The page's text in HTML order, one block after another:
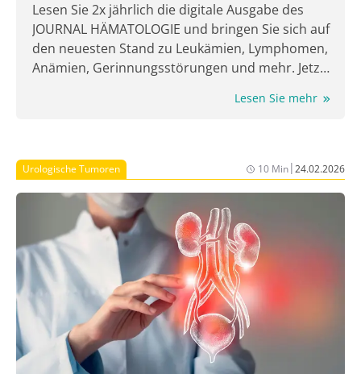
Lesen Sie 2x jährlich die digitale Ausgabe des
JOURNAL HÄMATOLOGIE und bringen Sie sich auf
den neuesten Stand zu Leukämien, Lymphomen,
Anämien, Gerinnungsstörungen und mehr. Jetzt
Lesen Sie mehr
Urologische Tumoren 10 Min|24.02.2026